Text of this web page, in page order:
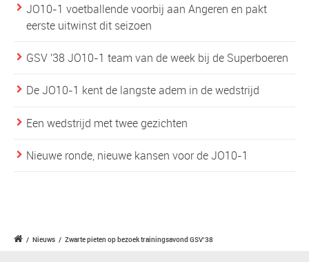
JO10-1 voetballende voorbij aan Angeren en pakt
eerste uitwinst dit seizoen
GSV '38 JO10-1 team van de week bij de Superboeren
De JO10-1 kent de langste adem in de wedstrijd
Een wedstrijd met twee gezichten
Nieuwe ronde, nieuwe kansen voor de JO10-1
/ Nieuws / Zwarte pieten op bezoek trainingsavond GSV’38